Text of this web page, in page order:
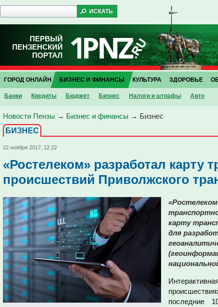
ПЕРВЫЙ
ПЕНЗЕНСКИЙ
ПОРТАЛ
ГОРОД ОНЛАЙН БИЗНЕС И ФИНАНСЫ
Банки Кредиты Бюджет Бизнес Налоги и штрафы Авто
КУЛЬТУРА ЗДОРОВЬЕ
Новости Пензы → Бизнес и финансы → Бизнес
БИЗНЕС
22 ноября 2017, 12:22
«Ростелеком» разработал карту
происшествий Приволжского
карту
для
последние